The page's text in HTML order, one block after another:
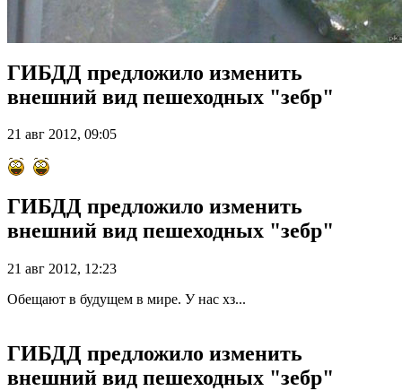
ГИБДД предложило изменить
внешний вид пешеходных "зебр"
21 авг 2012, 09:05
ГИБДД предложило изменить
внешний вид пешеходных "зебр"
21 авг 2012, 12:23
Обещают в будущем в мире. У нас хз...
ГИБДД предложило изменить
внешний вид пешеходных "зебр"